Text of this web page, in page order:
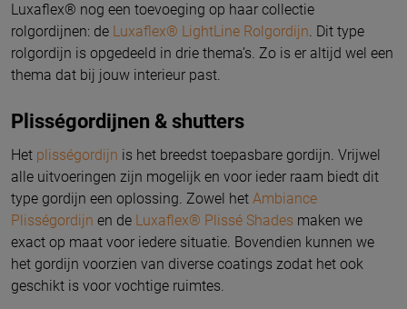
Luxaflex® nog een toevoeging op haar collectie
rolgordijnen: de Luxaflex® LightLine Rolgordijn . Dit type
rolgordijn is opgedeeld in drie thema’s. Zo is er altijd wel een
thema dat bij jouw interieur past.
Plisségordijnen & shutters
Het plisségordijn is het breedst toepasbare gordijn. Vrijwel
alle uitvoeringen zijn mogelijk en voor ieder raam biedt dit
type gordijn een oplossing. Zowel het Ambiance
Plisségordijn en de Luxaflex® Plissé Shades maken we
exact op maat voor iedere situatie. Bovendien kunnen we
het gordijn voorzien van diverse coatings zodat het ook
geschikt is voor vochtige ruimtes.